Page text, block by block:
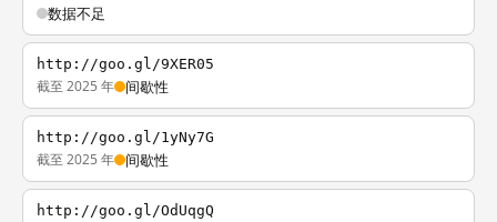
数据不足
http://goo.gl/9XER05
截至 2025 年 间歇性
http://goo.gl/1yNy7G
截至 2025 年 间歇性
http://goo.gl/OdUqgQ